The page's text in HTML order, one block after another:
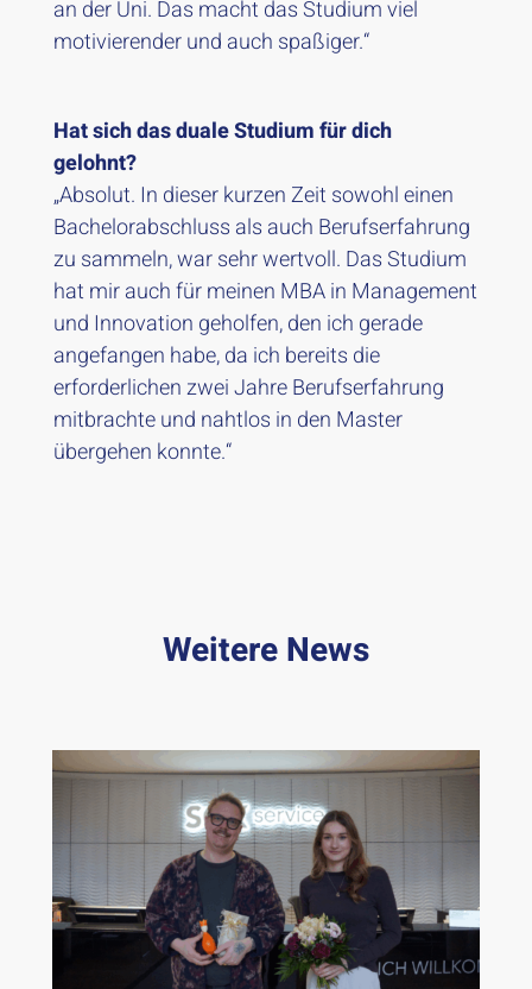
an der Uni. Das macht das Studium viel
motivierender und auch spaßiger.“
Hat sich das duale Studium für dich
gelohnt?
„Absolut. In dieser kurzen Zeit sowohl einen
Bachelorabschluss als auch Berufserfahrung
zu sammeln, war sehr wertvoll. Das Studium
hat mir auch für meinen MBA in Management
und Innovation geholfen, den ich gerade
angefangen habe, da ich bereits die
erforderlichen zwei Jahre Berufserfahrung
mitbrachte und nahtlos in den Master
übergehen konnte.“
Weitere News